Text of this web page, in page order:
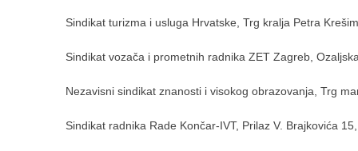
Sindikat turizma i usluga Hrvatske, Trg kralja Petra
Sindikat vozača i prometnih radnika ZET Zagreb,
Nezavisni sindikat znanosti i visokog obrazovanja, Trg
Sindikat radnika Rade Končar-IVT, Prilaz V. Brajkovića